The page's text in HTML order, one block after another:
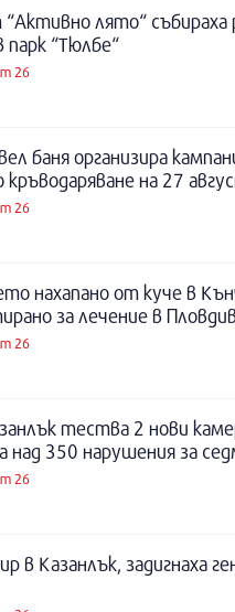
лято“ събираха
“Тюлбе“
26
баня организира
кръводаряване на 27
26
нахапано от куче в
за лечение в
26
тества 2 нови
над 350 нарушения за
26
в Казанлък, задигнаха